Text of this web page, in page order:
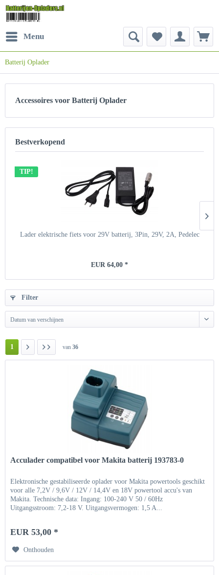
Menu
Batterij Oplader
Accessoires voor Batterij Oplader
Bestverkopend
TIP!
Lader elektrische fiets voor 29V batterij, 3Pin, 29V, 2A, Pedelec
EUR 64,00 *
Filter
Datum van verschijnen
1 van 36
Acculader compatibel voor Makita batterij 193783-0
Elektronische gestabiliseerde oplader voor Makita powertools geschikt
voor alle 7,2V / 9,6V / 12V / 14,4V en 18V powertool accu's van
Makita. Technische data: Ingang: 100-240 V 50 / 60Hz
Uitgangsstroom: 7,2-18 V. Uitgangsvermogen: 1,5 A...
EUR 53,00 *
Onthouden